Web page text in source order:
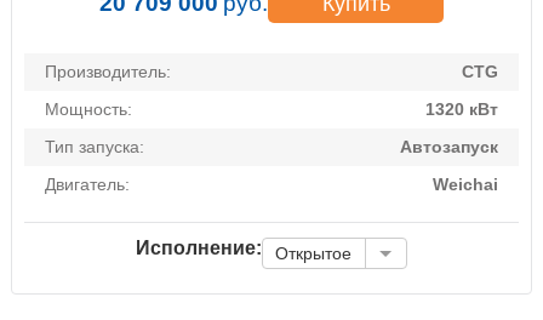
Производитель:
CTG
Мощность:
1320 кВт
Тип запуска:
Автозапуск
Двигатель:
Weichai
Исполнение: Открытое